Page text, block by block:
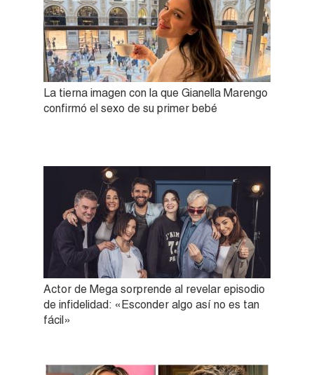
La tierna imagen con la que Gianella Marengo
confirmó el sexo de su primer bebé
Actor de Mega sorprende al revelar episodio
de infidelidad: «Esconder algo así no es tan
fácil»